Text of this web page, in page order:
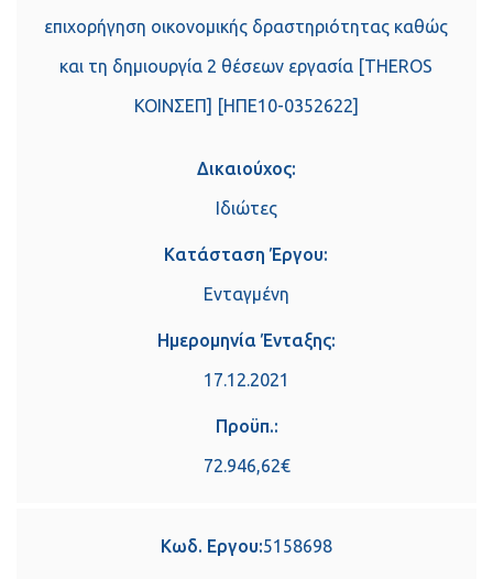
επιχορήγηση οικονομικής δραστηριότητας καθώς
και τη δημιουργία 2 θέσεων εργασία [THEROS
ΚΟΙΝΣΕΠ] [ΗΠΕ10-0352622]
Δικαιούχος:
Ιδιώτες
Κατάσταση Έργου:
Ενταγμένη
Ημερομηνία Ένταξης:
17.12.2021
Προϋπ.:
72.946,62€
Κωδ. Εργου:5158698